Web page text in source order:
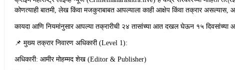
कोणत्याही बातमी, लेख किंवा मजकुराबाबत आपल्याला काही आक्षेप किंवा तक्रार
​कायदा आणि नियमांनुसार आपल्या तक्रारीची २४ तासांच्या आत दखल घेऊन १५ दिवसांच्या
​📌 मुख्य तक्रार निवारण अधिकारी (Level 1):
​अधिकारी: आमीर मोहम्मद शेख (Editor & Publisher)